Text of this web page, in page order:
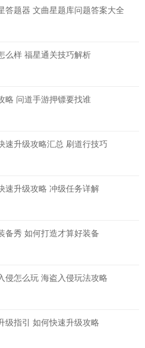
答题器 文曲星题库问题答案大全
么样 福星通关技巧解析
略 问道手游押镖要找谁
速升级攻略汇总 刷道行技巧
速升级攻略 冲级任务详解
备秀 如何打造才算好装备
侵怎么玩 海盗入侵玩法攻略
级指引 如何快速升级攻略